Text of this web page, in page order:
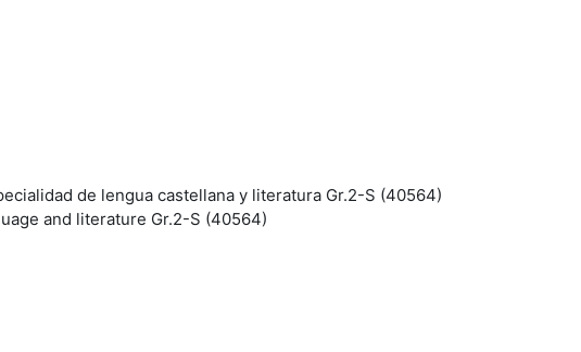
de lengua castellana y literatura Gr.2-S (40564)
and literature Gr.2-S (40564)